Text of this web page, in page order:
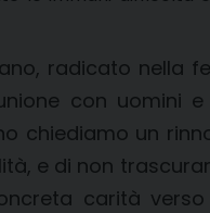
radicato nella
con uomini
chiediamo un
e di non
carità